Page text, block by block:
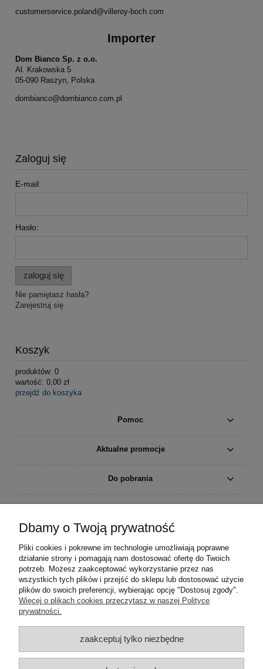
customerservice.poland@villeroy-boch.com
Importer
Dom Bianco Sp. z o.o.
Al. Krakowska 5
05-090 Raszyn, Polska
dombianco@dombianco.com.pl
Zaloguj się
E-mail:
Hasło:
zaloguj się
Nie pamiętasz hasła?
Zarejestruj się
Koszyk
produktów: 0
wartość: 0,00 zł
przejdź do koszyka
Pomoc
Aktualne promocje
Do pobrania
Płatności i dostawa
Informacje
O nas
Dbamy o Twoją prywatność
Pliki cookies i pokrewne im technologie umożliwiają poprawne
działanie strony i pomagają nam dostosować ofertę do Twoich
potrzeb. Możesz zaakceptować wykorzystanie przez nas
wszystkich tych plików i przejść do sklepu lub dostosować użycie
plików do swoich preferencji, wybierając opcję "Dostosuj zgody".
Więcej o plikach cookies przeczytasz w naszej Polityce
prywatności.
zaakceptuj tylko niezbędne